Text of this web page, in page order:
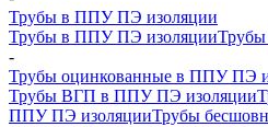
Трубы в ППУ ПЭ изоляции
Трубы в ППУ ПЭ изоляции
-
Трубы оцинкованные в ППУ ПЭ
Трубы ВГП в ППУ ПЭ изоляции
ППУ ПЭ изоляцииТрубы